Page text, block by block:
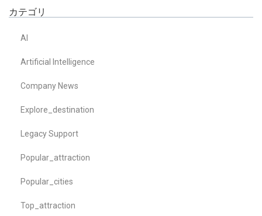
カテゴリ
AI
Artificial Intelligence
Company News
Explore_destination
Legacy Support
Popular_attraction
Popular_cities
Top_attraction